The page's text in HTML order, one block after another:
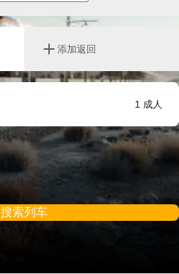
添加返回
1 成人
搜索列车